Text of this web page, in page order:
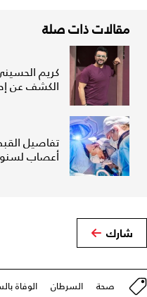
مقالات ذات صلة
كريم
الكشف عن
تفاصيل
أعصاب
شارك
صحة السرطان الوفاة